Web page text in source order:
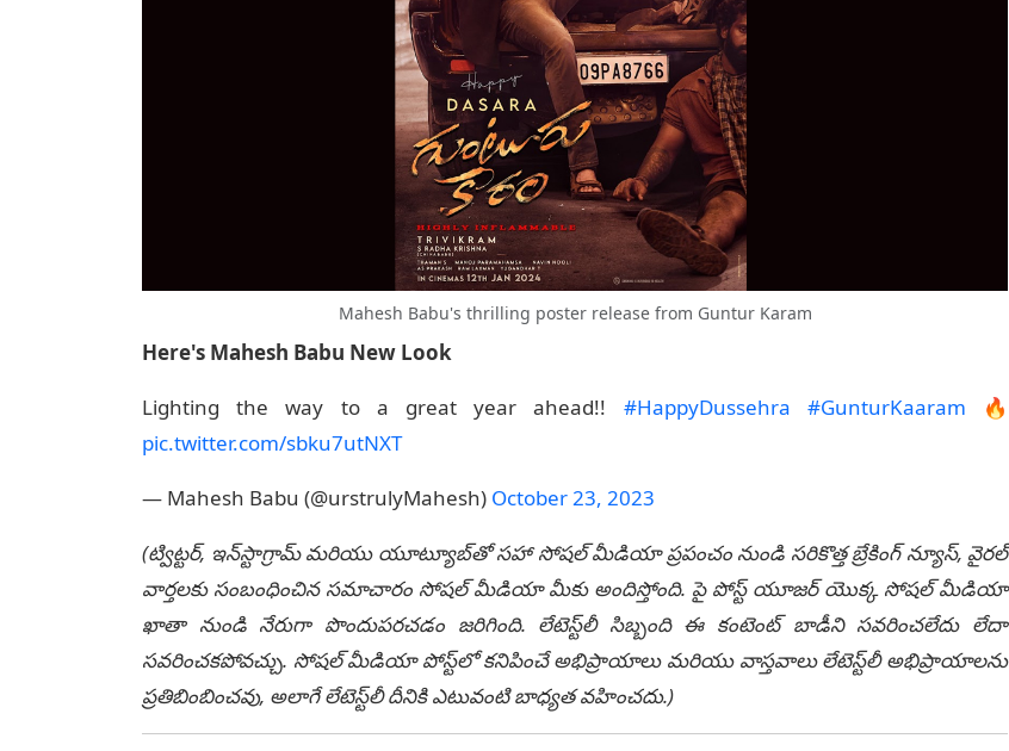
Mahesh Babu's thrilling poster release from Guntur Karam
Here's Mahesh Babu New Look
Lighting the way to a great year ahead!! #HappyDussehra #GunturKaaram 🔥
pic.twitter.com/sbku7utNXT
— Mahesh Babu (@urstrulyMahesh) October 23, 2023
(ట్విట్టర్, ఇన్‌స్టాగ్రామ్ మరియు యూట్యూబ్‌తో సహా సోషల్ మీడియా ప్రపంచం నుండి సరికొత్త బ్రేకింగ్ న్యూస్, వైరల్
వార్తలకు సంబంధించిన సమాచారం సోషల్ మీడియా మీకు అందిస్తోంది. పై పోస్ట్ యూజర్ యొక్క సోషల్ మీడియా
ఖాతా నుండి నేరుగా పొందుపరచడం జరిగింది. లేటెస్ట్‌లీ సిబ్బంది ఈ కంటెంట్ బాడీని సవరించలేదు లేదా
సవరించకపోవచ్చు. సోషల్ మీడియా పోస్ట్‌లో కనిపించే అభిప్రాయాలు మరియు వాస్తవాలు లేటెస్ట్‌లీ అభిప్రాయాలను
ప్రతిబింబించవు, అలాగే లేటెస్ట్‌లీ దీనికి ఎటువంటి బాధ్యత వహించదు.)